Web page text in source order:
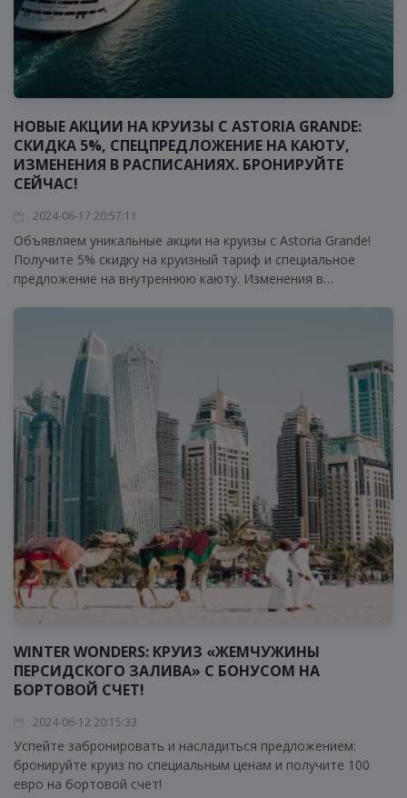
НОВЫЕ АКЦИИ НА КРУИЗЫ С ASTORIA GRANDE:
СКИДКА 5%, СПЕЦПРЕДЛОЖЕНИЕ НА КАЮТУ,
ИЗМЕНЕНИЯ В РАСПИСАНИЯХ. БРОНИРУЙТЕ
СЕЙЧАС!
2024-06-17 20:57:11
Объявляем уникальные акции на круизы с Astoria Grande!
Получите 5% скидку на круизный тариф и специальное
предложение на внутреннюю каюту. Изменения в
захватывающее приключение!
WINTER WONDERS: КРУИЗ «ЖЕМЧУЖИНЫ
ПЕРСИДСКОГО ЗАЛИВА» С БОНУСОМ НА
БОРТОВОЙ СЧЕТ!
2024-06-12 20:15:33
Успейте забронировать и насладиться предложением:
бронируйте круиз по специальным ценам и получите 100
евро на бортовой счет!